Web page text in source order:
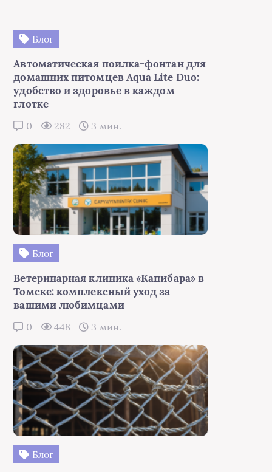
Блог
Автоматическая поилка-фонтан для
домашних питомцев Aqua Lite Duo:
удобство и здоровье в каждом
глотке
0 282 3 мин.
Блог
Ветеринарная клиника «Капибара» в
Томске: комплексный уход за
вашими любимцами
0 448 3 мин.
Блог